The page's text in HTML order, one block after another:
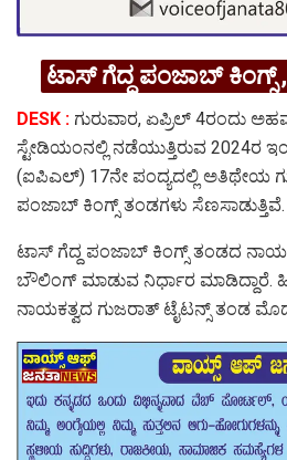
ಟಾಸ್ ಗೆದ್ದ ಪಂಜಾಬ್
DESK : ಗುರುವಾರ, ಏಪ್ರಿಲ್ 4ರಂದು
ಸ್ಟೇಡಿಯಂನಲ್ಲಿ ನಡೆಯುತ್ತಿರುವ
(ಐಪಿಎಲ್) 17ನೇ ಪಂದ್ಯದಲ್ಲಿ ಅತಿಥೇಯ
ಪಂಜಾಬ್ ಕಿಂಗ್ಸ್ ತಂಡಗಳು ಸೆಣಸಾಡುತ್ತಿವೆ.
ಟಾಸ್ ಗೆದ್ದ ಪಂಜಾಬ್ ಕಿಂಗ್ಸ್ ತಂಡದ
ಬೌಲಿಂಗ್ ಮಾಡುವ ನಿರ್ಧಾರ ಮಾಡಿದ್ದಾರೆ.
ನಾಯಕತ್ವದ ಗುಜರಾತ್ ಟೈಟನ್ಸ್ ತಂಡ